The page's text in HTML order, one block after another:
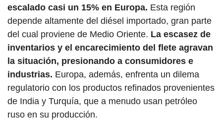
escalado casi un 15% en Europa. Esta región
depende altamente del diésel importado, gran parte
del cual proviene de Medio Oriente. La escasez de
inventarios y el encarecimiento del flete agravan
la situación, presionando a consumidores e
industrias. Europa, además, enfrenta un dilema
regulatorio con los productos refinados provenientes
de India y Turquía, que a menudo usan petróleo
ruso en su producción.